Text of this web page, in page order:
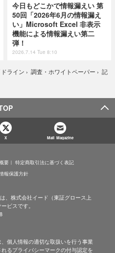
今日もどこかで情報漏えい 第
50回「2026年6月の情報漏え
い」Microsoft Excel 非表示
機能による情報漏えい第二
弾！
2026.7.14 Tue 8:10
ライン › 調査・ホワイトペーパー › 記
X Mail Magazine
要
特定商取引法に基づく表記
報保護方針
、株式会社イード（東証グロース上
ビスです。
個人情報の適切な取扱いを行う事業
るプライバシーマークの付与認定を